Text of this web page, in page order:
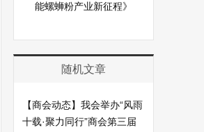
能螺蛳粉产业新征程》
随机文章
【商会动态】我会举办“风雨
十载·聚力同行”商会第三届